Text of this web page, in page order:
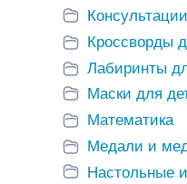
Кроссворды
Лабиринты
Маски для
Математика
Медали и
Настольные